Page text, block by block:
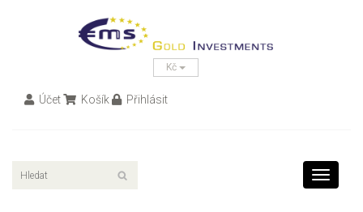
Kč
Účet Košík Přihlásit
Toggle